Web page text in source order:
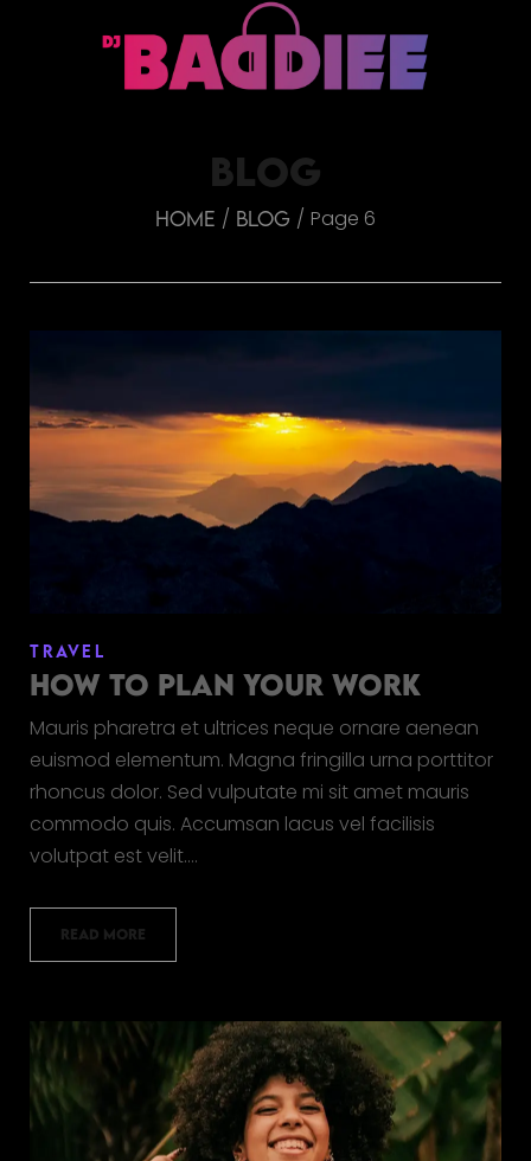
BLOG
Home / Blog / Page 6
TRAVEL
HOW TO PLAN YOUR WORK
Mauris pharetra et ultrices neque ornare aenean
euismod elementum. Magna fringilla urna porttitor
rhoncus dolor. Sed vulputate mi sit amet mauris
commodo quis. Accumsan lacus vel facilisis
volutpat est velit.…
READ MORE